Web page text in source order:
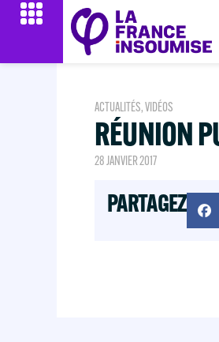
ACTUALITÉS,VIDÉOS
RÉUNION
28 JANVIER 2017
PARTAGEZ